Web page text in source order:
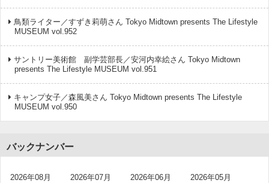
鳥類ライター／すずき莉萌さん Tokyo Midtown presents The Lifestyle
MUSEUM vol.952
サントリー美術館 副学芸部長／安河内幸絵さん Tokyo Midtown
presents The Lifestyle MUSEUM vol.951
キャンプ女子／森風美さん Tokyo Midtown presents The Lifestyle
MUSEUM vol.950
バックナンバー
2026年08月 2026年07月 2026年06月 2026年05月